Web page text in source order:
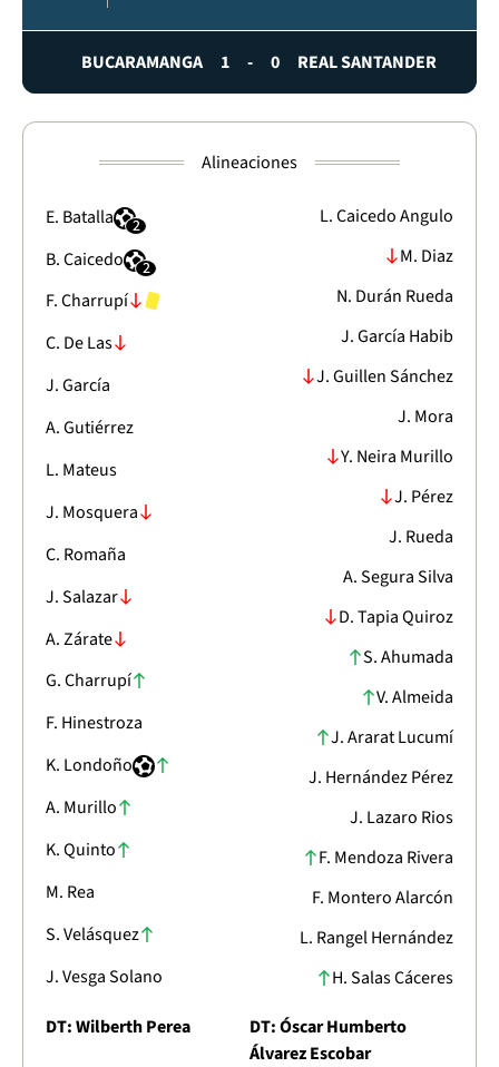
BUCARAMANGA 1 - 0 REAL SANTANDER
Alineaciones
E. Batalla 2
B. Caicedo 2
F. Charrupí
C. De Las
J. García
A. Gutiérrez
L. Mateus
J. Mosquera
C. Romaña
J. Salazar
A. Zárate
G. Charrupí
F. Hinestroza
K. Londoño
A. Murillo
K. Quinto
M. Rea
S. Velásquez
J. Vesga Solano
L. Caicedo Angulo
M. Diaz
N. Durán Rueda
J. García Habib
J. Guillen Sánchez
J. Mora
Y. Neira Murillo
J. Pérez
J. Rueda
A. Segura Silva
D. Tapia Quiroz
S. Ahumada
V. Almeida
J. Ararat Lucumí
J. Hernández Pérez
J. Lazaro Rios
F. Mendoza Rivera
F. Montero Alarcón
L. Rangel Hernández
H. Salas Cáceres
DT: Wilberth Perea
DT: Óscar Humberto
Álvarez Escobar